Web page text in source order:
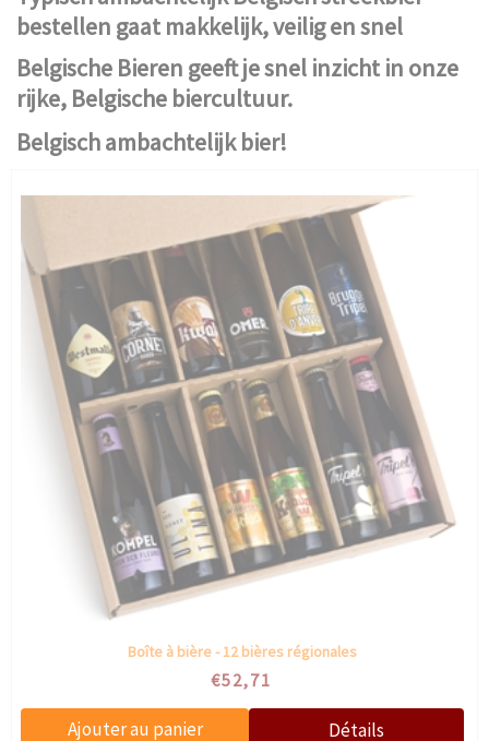
bestellen gaat makkelijk, veilig en snel
Belgische Bieren geeft je snel inzicht in onze
rijke, Belgische biercultuur.
Belgisch ambachtelijk bier!
Boîte à bière - 12 bières régionales
€52,71